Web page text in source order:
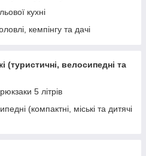
та їдальні
та дому
речей
дзеркала
кухні
кемпінгу та дачі
(туристичні, велосипедні та
5 літрів
(компактні, міські та дитячі